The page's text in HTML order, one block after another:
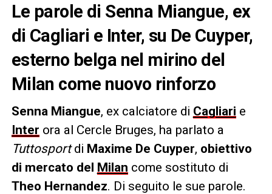
Le parole di Senna Miangue, ex
di Cagliari e Inter, su De Cuyper,
esterno belga nel mirino del
Milan come nuovo rinforzo
Senna Miangue, ex calciatore di Cagliari e
Inter ora al Cercle Bruges, ha parlato a
Tuttosportdi Maxime De Cuyper, obiettivo
di mercato del Milan come sostituto di
Theo Hernandez. Di seguito le sue parole.